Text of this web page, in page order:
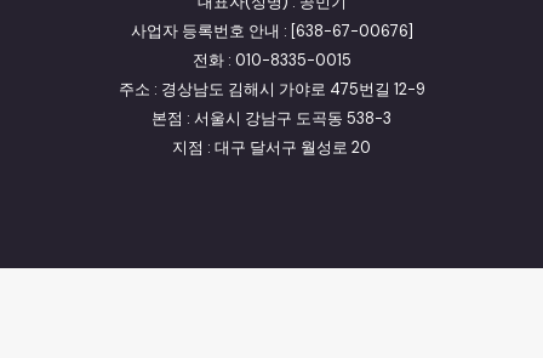
사업자 등록번호 안내 : [638-67-00676]
전화 : 010-8335-0015
주소 : 경상남도 김해시 가야로 475번길 12-9
본점 : 서울시 강남구 도곡동 538-3
지점 : 대구 달서구 월성로 20